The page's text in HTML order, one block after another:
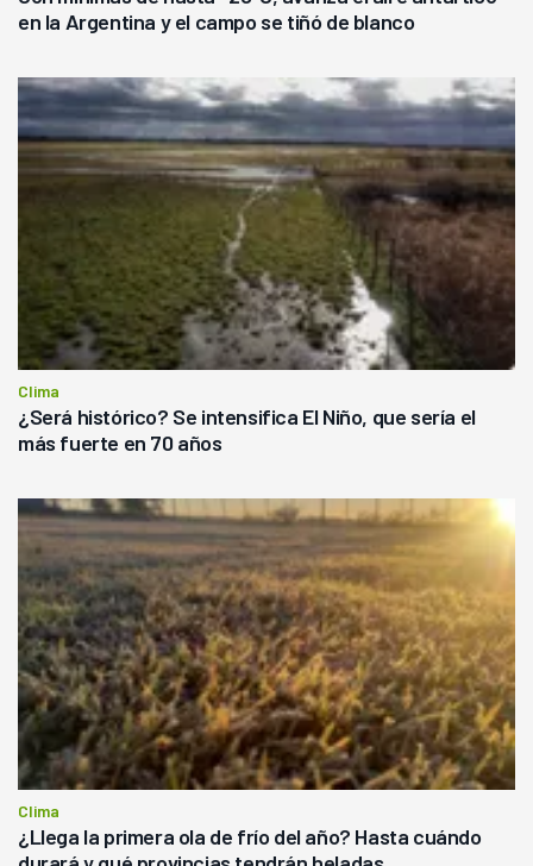
en la Argentina y el campo se tiñó de blanco
Clima
¿Será histórico? Se intensifica El Niño, que sería el
más fuerte en 70 años
Clima
¿Llega la primera ola de frío del año? Hasta cuándo